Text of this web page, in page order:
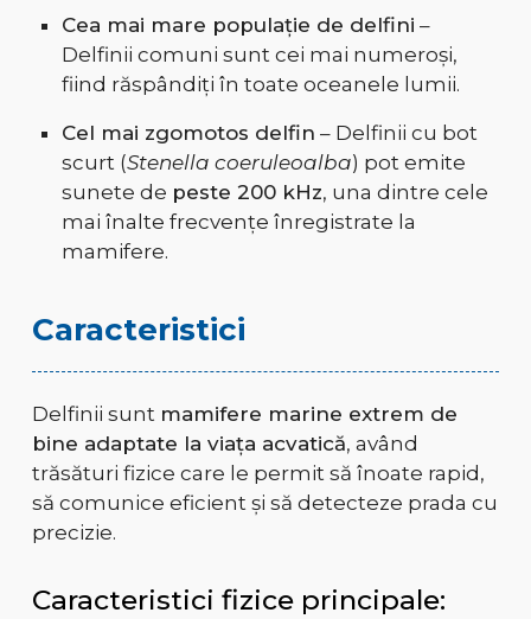
Cea mai mare populație de delfini –
Delfinii comuni sunt cei mai numeroși,
fiind răspândiți în toate oceanele lumii.
Cel mai zgomotos delfin – Delfinii cu bot
scurt (Stenella coeruleoalba) pot emite
sunete de peste 200 kHz, una dintre cele
mai înalte frecvențe înregistrate la
mamifere.
Caracteristici
Delfinii sunt mamifere marine extrem de
bine adaptate la viața acvatică, având
trăsături fizice care le permit să înoate rapid,
să comunice eficient și să detecteze prada cu
precizie.
Caracteristici fizice principale: